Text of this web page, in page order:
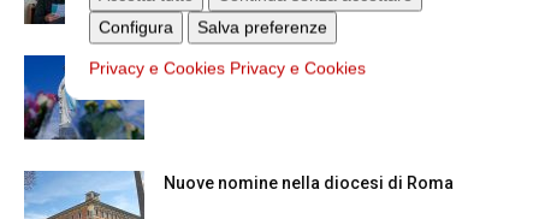
Configura
Salva preferenze
Privacy e Cookies Privacy e Cookies
Dal 28 al 31 agosto il pellegrinaggio
Nuove nomine nella diocesi di Roma